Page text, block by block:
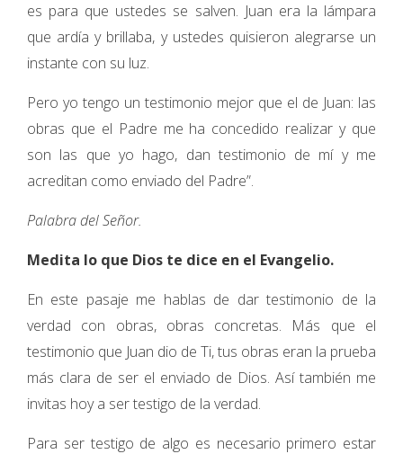
es para que ustedes se salven. Juan era la lámpara
que ardía y brillaba, y ustedes quisieron alegrarse un
instante con su luz.
Pero yo tengo un testimonio mejor que el de Juan: las
obras que el Padre me ha concedido realizar y que
son las que yo hago, dan testimonio de mí y me
acreditan como enviado del Padre”.
Palabra del Señor.
Medita lo que Dios te dice en el Evangelio.
En este pasaje me hablas de dar testimonio de la
verdad con obras, obras concretas. Más que el
testimonio que Juan dio de Ti, tus obras eran la prueba
más clara de ser el enviado de Dios. Así también me
invitas hoy a ser testigo de la verdad.
Para ser testigo de algo es necesario primero estar